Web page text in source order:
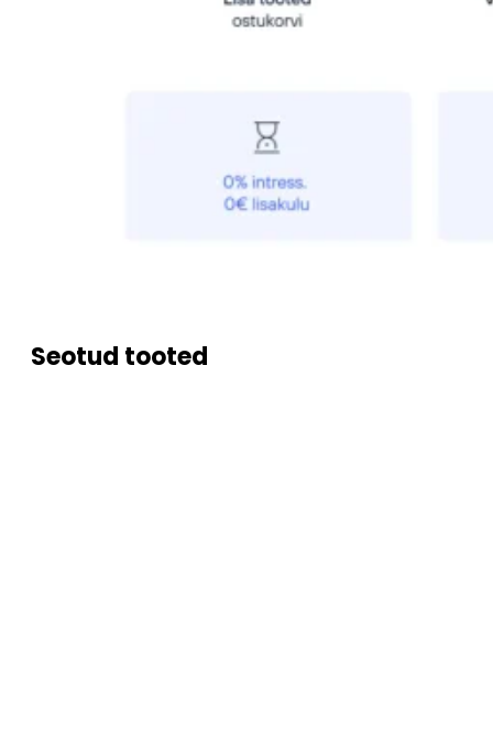
Seotud tooted